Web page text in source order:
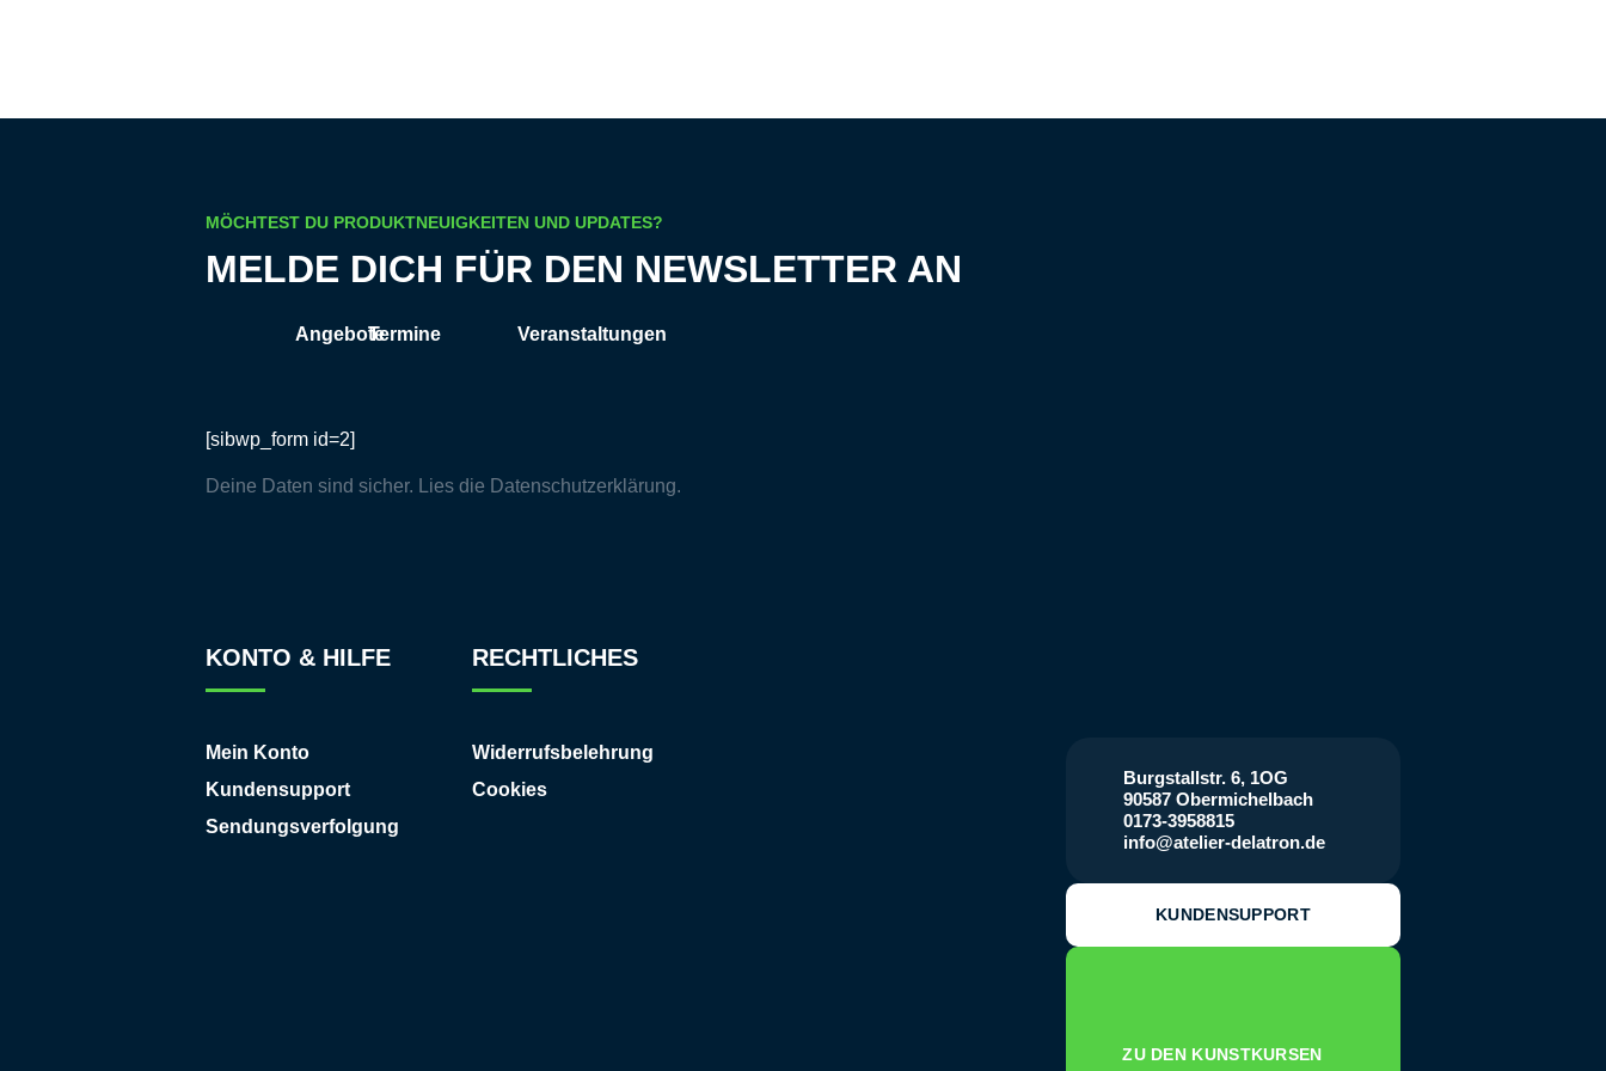
MÖCHTEST DU PRODUKTNEUIGKEITEN UND UPDATES?
MELDE DICH FÜR DEN NEWSLETTER AN
AngeboteTermine Veranstaltungen
[sibwp_form id=2]
Deine Daten sind sicher. Lies die Datenschutzerklärung.
KONTO & HILFE
Mein Konto
Kundensupport
Sendungsverfolgung
RECHTLICHES
Widerrufsbelehrung
Cookies
Burgstallstr. 6, 1OG
90587 Obermichelbach
0173-3958815
info@atelier-delatron.de
KUNDENSUPPORT
ZU DEN KUNSTKURSEN